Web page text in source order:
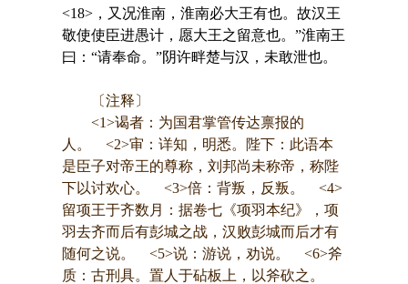
<18>，又况淮南，淮南必大王有也。故汉王
敬使使臣进愚计，愿大王之留意也。”淮南王
曰：“请奉命。”阴许畔楚与汉，未敢泄也。
〔注释〕
<1>谒者：为国君掌管传达禀报的
人。 <2>审：详知，明悉。陛下：此语本
是臣子对帝王的尊称，刘邦尚未称帝，称陛
下以讨欢心。 <3>倍：背叛，反叛。 <4>
留项王于齐数月：据卷七《项羽本纪》，项
羽去齐而后有彭城之战，汉败彭城而后才有
随何之说。 <5>说：游说，劝说。 <6>斧
质：古刑具。置人于砧板上，以斧砍之。